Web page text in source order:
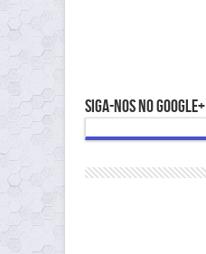
Siga-nos no Google+